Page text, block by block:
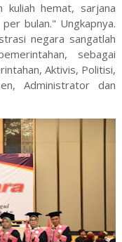
kuliah hemat, sarjana
bulan." Ungkapnya.
negara sangatlah
sebagai
Aktivis, Politisi,
Administrator dan